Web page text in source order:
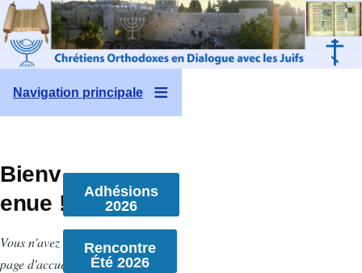
Aller au contenu principal
Navigation principale
Bienv
enue !
Vous n'avez créé aucune
page d'accueil pour
Adhésions
2026
Rencontre
Été 2026